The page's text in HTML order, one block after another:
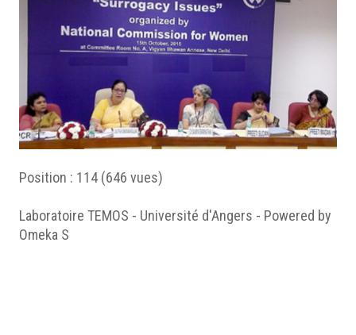
Position : 114 (646 vues)
Laboratoire TEMOS - Université d'Angers - Powered by
Omeka S